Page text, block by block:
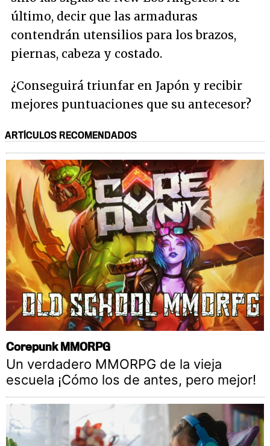
último, decir que las armaduras
contendrán utensilios para los brazos,
piernas, cabeza y costado.
¿Conseguirá triunfar en Japón y recibir
mejores puntuaciones que su antecesor?
ARTÍCULOS RECOMENDADOS
Corepunk MMORPG
Un verdadero MMORPG de la vieja
escuela ¡Cómo los de antes, pero mejor!